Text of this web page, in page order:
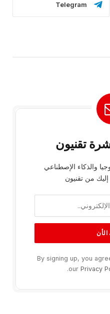
Telegram
تقنيون
والذكاء الإصطناعي
من تقنيون
By signing up, you
our Privacy